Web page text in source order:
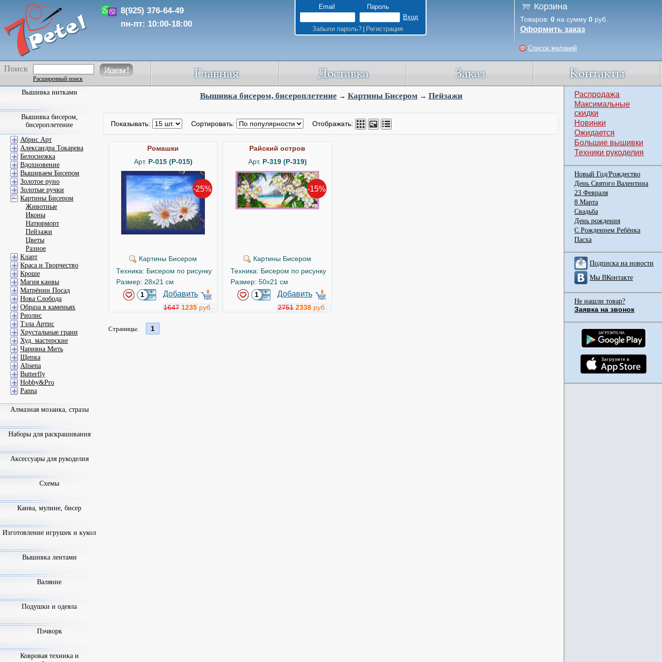
8(925) 376-64-49
пн-пт: 10:00-18:00
Email Пароль
Забыли пароль?| Регистрация
Корзина
Товаров: 0 на сумму 0 руб.
Оформить заказ
Список желаний
Поиск
Расширенный поиск
Вышивка бисером, бисероплетение → Картины Бисером → Пейзажи
Показывать: Сортировать: Отображать:
Ромашки
Арт. P-015 (Р-015)
-25%
Картины Бисером
Техника: Бисером по рисунку
Размер: 28x21 см
Добавить
1647 1235 руб.
Райский остров
Арт. P-319 (Р-319)
-15%
Картины Бисером
Техника: Бисером по рисунку
Размер: 50x21 см
Добавить
2751 2338 руб.
Страницы: 1
Вышивка нитками
Вышивка бисером,
бисероплетение
Абрис Арт
Александра Токарева
Белоснежка
Вдохновение
Вышиваем Бисером
Золотое руно
Золотые ручки
Картины Бисером
Животные
Иконы
Натюрморт
Пейзажи
Цветы
Разное
Кларт
Краса и Творчество
Кроше
Магия канвы
Матрёнин Посад
Нова Слобода
Образа в каменьях
Риолис
Тэла Артис
Хрустальные грани
Худ. мастерские
Чаривна Мить
Щепка
Alisena
Butterfly
Hobby&Pro
Panna
Алмазная мозаика, стразы
Наборы для раскрашивания
Аксессуары для рукоделия
Схемы
Канва, мулине, бисер
Изготовление игрушек и кукол
Вышивка лентами
Валяние
Подушки и одеяла
Пэчворк
Ковровая техника и
Распродажа
Максимальные
скидки
Новинки
Ожидается
Большие вышивки
Техники рукоделия
Новый Год/Рождество
День Святого Валентина
23 Февраля
8 Марта
Свадьба
День рождения
С Рождением Ребёнка
Пасха
Подписка на новости
Мы ВКонтакте
Не нашли товар?
Заявка на звонок